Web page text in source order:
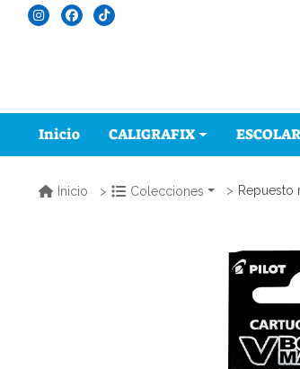
Inicio CALIGRAFIX
Inicio Colecciones Repuesto